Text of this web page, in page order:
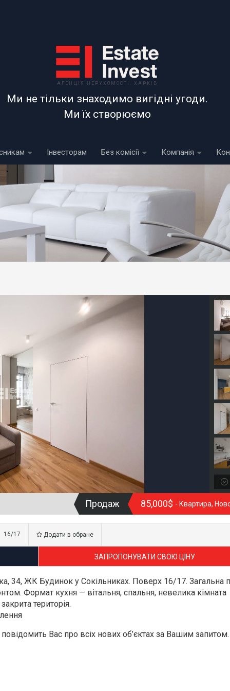
АГЕНЦІЯ НЕРУХОМОСТІ. ХАРКІВ
Ми не тільки знаходимо вигідні угоди.
Ми їх створюємо
Інвесторам Без комісії Компанія
Продаж 85,000$ - Квартира,
16/17 Додати в обране
ЗАПРОПОНУВАТИ СВОЮ ЦІНУ
34, ЖК Будинок у Сокільниках. Поверх 16/17. Загальна
Формат кухня — вітальня, спальня, невелика кімната
територія.
повідомить Вас про всіх нових об’єктах за Вашим запитом.